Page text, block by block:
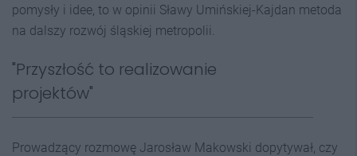
pomysły i idee, to w opinii Sławy Umińskiej-Kajdan metoda
na dalszy rozwój śląskiej metropolii.
"Przyszłość to realizowanie
projektów"
Prowadzący rozmowę Jarosław Makowski dopytywał, czy